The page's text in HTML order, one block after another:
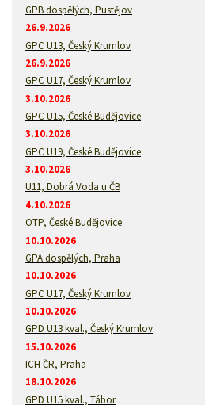
GPB dospělých, Pustějov
26.9.2026
GPC U13, Český Krumlov
26.9.2026
GPC U17, Český Krumlov
3.10.2026
GPC U15, České Budějovice
3.10.2026
GPC U19, České Budějovice
3.10.2026
U11, Dobrá Voda u ČB
4.10.2026
OTP, České Budějovice
10.10.2026
GPA dospělých, Praha
10.10.2026
GPC U17, Český Krumlov
10.10.2026
GPD U13 kval., Český Krumlov
15.10.2026
ICH ČR, Praha
18.10.2026
GPD U15 kval., Tábor